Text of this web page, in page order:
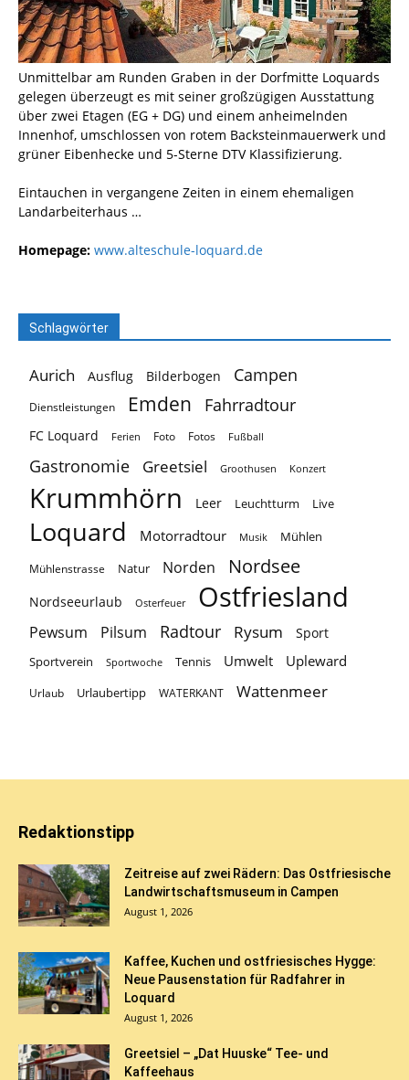
Unmittelbar am Runden Graben in der Dorfmitte Loquards
gelegen überzeugt es mit seiner großzügigen Ausstattung
über zwei Etagen (EG + DG) und einem anheimelnden
Innenhof, umschlossen von rotem Backsteinmauerwerk und
grüner Eibenhecke und 5-Sterne DTV Klassifizierung.
Eintauchen in vergangene Zeiten in einem ehemaligen
Landarbeiterhaus …
Homepage: www.alteschule-loquard.de
Schlagwörter
Aurich Ausflug Bilderbogen Campen
Dienstleistungen Emden Fahrradtour
FC Loquard Ferien Foto Fotos Fußball
Gastronomie Greetsiel Groothusen Konzert
Krummhörn Leer Leuchtturm Live
Loquard Motorradtour Musik Mühlen
Mühlenstrasse Natur Norden Nordsee
Nordseeurlaub Osterfeuer Ostfriesland
Pewsum Pilsum Radtour Rysum Sport
Sportverein Sportwoche Tennis Umwelt Upleward
Urlaub Urlaubertipp WATERKANT Wattenmeer
Redaktionstipp
Zeitreise auf zwei Rädern: Das Ostfriesische
Landwirtschaftsmuseum in Campen
August 1, 2026
Kaffee, Kuchen und ostfriesisches Hygge:
Neue Pausenstation für Radfahrer in
Loquard
August 1, 2026
Greetsiel – „Dat Huuske“ Tee- und
Kaffeehaus